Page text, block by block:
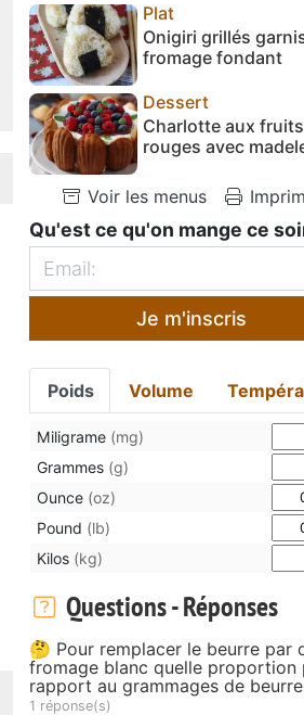
Plat
Onigiri grillés
fromage fondant
Dessert
Charlotte aux fruits
rouges avec
Voir les menus
Qu'est ce qu'on mange ce
Je m'inscris
Poids Volume
Miligrame (mg)
Grammes (g)
Ounce (oz)
Pound (lb)
Kilos (kg)
Questions - Réponses
🤔 Pour remplacer le beurre par
fromage blanc quelle proportion
rapport au grammages de beurre
1 réponse(s)